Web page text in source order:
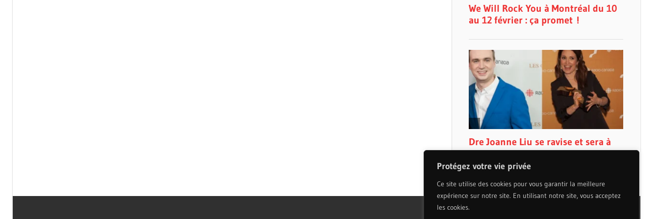
Protégez votre vie privée
Ce site utilise des cookies pour vous garantir la meilleure
expérience sur notre site. En utilisant notre site, vous acceptez
les cookies.